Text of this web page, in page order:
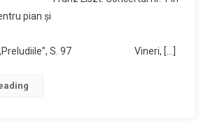
pian și
„Preludiile”, S. 97 Vineri, […]